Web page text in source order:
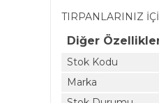
TIRPANLARINIZ
Diğer
Stok Kodu
Marka